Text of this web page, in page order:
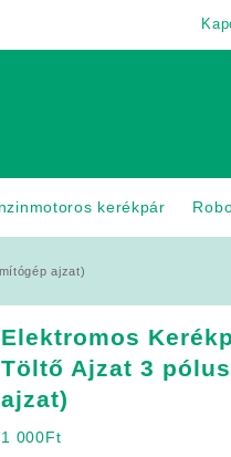
kerékpár
ajzat)
Elektromos
Töltő Ajzat 3
ajzat)
1 000Ft